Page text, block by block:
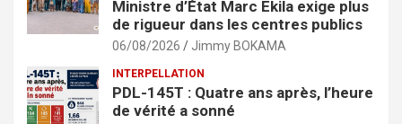
Ministre d’État Marc Ekila exige plus
de rigueur dans les centres publics
06/08/2026 Jimmy BOKAMA
INTERPELLATION
PDL-145T : Quatre ans après, l’heure
de vérité a sonné